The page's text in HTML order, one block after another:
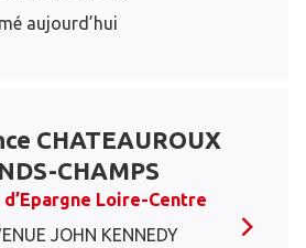
aujourd’hui
CHATEAUROUX
CHAMPS
d’Epargne Loire-Centre
JOHN KENNEDY